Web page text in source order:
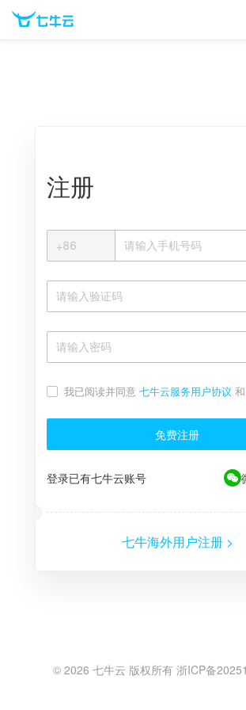
注册
+
+86
我已阅读并同意 七牛云服务用户协议 和
免费注册
登录已有七牛云账号
七牛海外用户注册 >
© 2026 七牛云 版权所有 浙ICP备